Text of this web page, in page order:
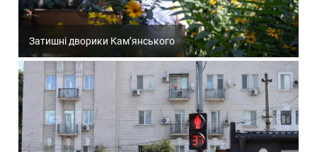
Затишні дворики Кам’янського